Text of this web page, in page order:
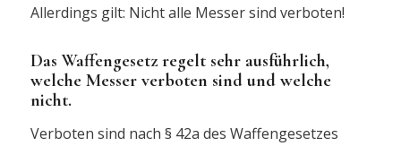
Allerdings gilt: Nicht alle Messer sind verboten!
Das Waffengesetz regelt sehr ausführlich,
welche Messer verboten sind und welche
nicht.
Verboten sind nach § 42a des Waffengesetzes